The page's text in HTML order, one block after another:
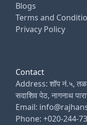
Blogs
Terms and
Privacy Policy
Contact
Address: शॉप नं.५,
सदाशिव पेठ, नागनाथ
Email:
Phone: +020-244-